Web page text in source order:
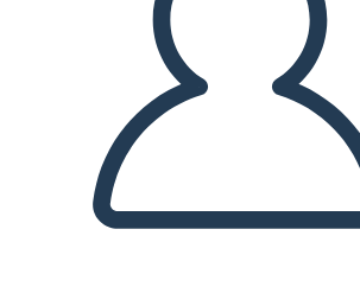
ATSKAŅOT SLAIDRĀDI
IZLASI MAN